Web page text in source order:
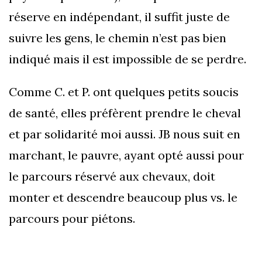
réserve en indépendant, il suffit juste de
suivre les gens, le chemin n’est pas bien
indiqué mais il est impossible de se perdre.
Comme C. et P. ont quelques petits soucis
de santé, elles préfèrent prendre le cheval
et par solidarité moi aussi. JB nous suit en
marchant, le pauvre, ayant opté aussi pour
le parcours réservé aux chevaux, doit
monter et descendre beaucoup plus vs. le
parcours pour piétons.